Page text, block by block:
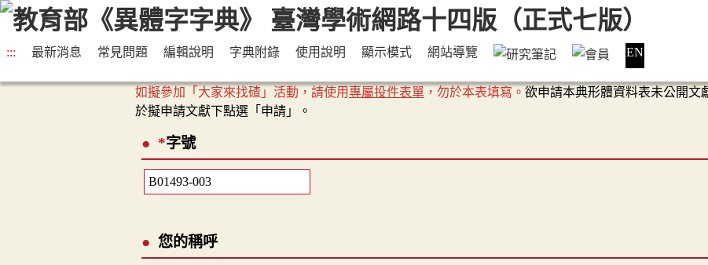
::: 最新消息 常見問題 編輯說明 字典附錄 使用說明 顯示模式 網站導覽 EN
如擬參加「大家來找碴」活動，請使用專屬投件表單 ，勿於本表填寫。 欲申請本典形體資料表未公開文
於擬申請文獻下點選「申請」。
*字號
您的稱呼